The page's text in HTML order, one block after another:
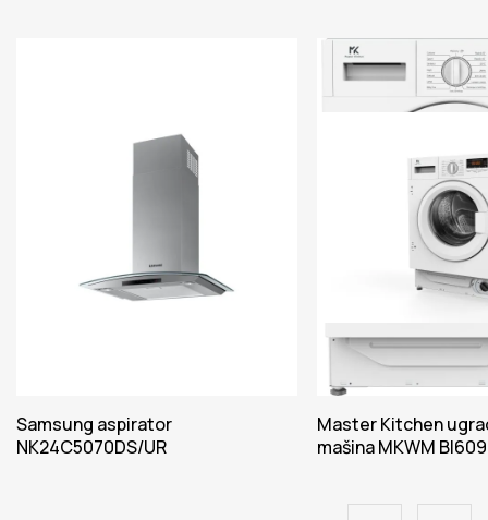
Samsung aspirator
NK24C5070DS/UR
Master Kitchen
mašina MKWM